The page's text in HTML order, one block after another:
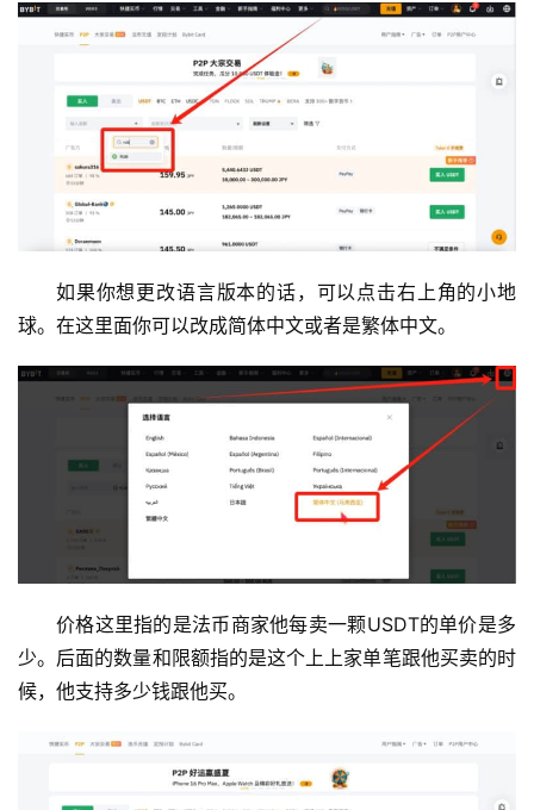
如果你想更改语言版本的话，可以点击右上角的小地
球。在这里面你可以改成简体中文或者是繁体中文。
价格这里指的是法币商家他每卖一颗USDT的单价是多
少。后面的数量和限额指的是这个上上家单笔跟他买卖的时
候，他支持多少钱跟他买。